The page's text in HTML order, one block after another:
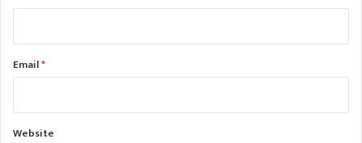
Email*
Website